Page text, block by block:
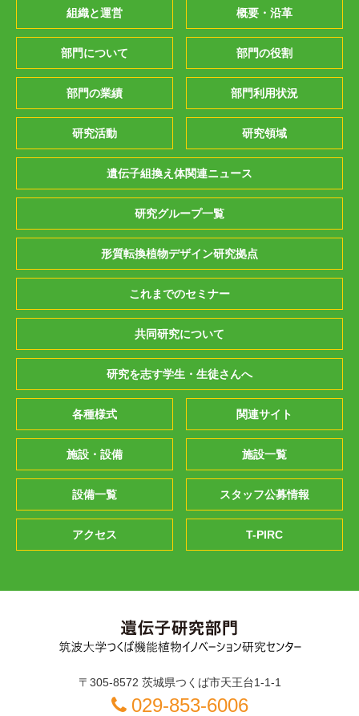
組織と運営 概要・沿革
部門について 部門の役割
部門の業績 部門利用状況
研究活動 研究領域
遺伝子組換え体関連ニュース
研究グループ一覧
形質転換植物デザイン研究拠点
これまでのセミナー
共同研究について
研究を志す学生・生徒さんへ
各種様式 関連サイト
施設・設備 施設一覧
設備一覧 スタッフ公募情報
アクセス T-PIRC
〒305-8572 茨城県つくば市天王台1-1-1
029-853-6006